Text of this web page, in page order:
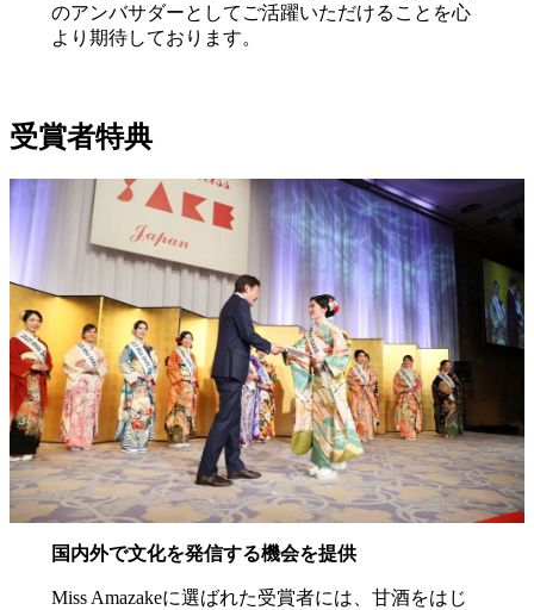
のアンバサダーとしてご活躍いただけることを心
より期待しております。
受賞者特典
国内外で文化を発信する機会を提供
Miss Amazakeに選ばれた受賞者には、甘酒をはじ